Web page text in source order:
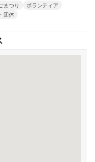
まつり
ボランティア
団体